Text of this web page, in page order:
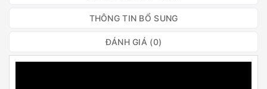
THÔNG TIN BỔ SUNG
ĐÁNH GIÁ (0)